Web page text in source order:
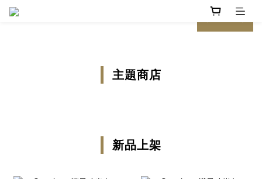
prev next
主題商店
新品上架